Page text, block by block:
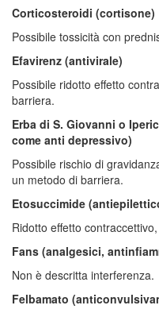
Corticosteroidi (cortisone)
Possibile tossicità con
Efavirenz (antivirale)
Possibile ridotto effetto
barriera.
Erba di S. Giovanni o
come anti depressivo)
Possibile rischio di
un metodo di barriera.
Etosuccimide
Ridotto effetto
Fans (analgesici,
Non è descritta interferenza.
Felbamato